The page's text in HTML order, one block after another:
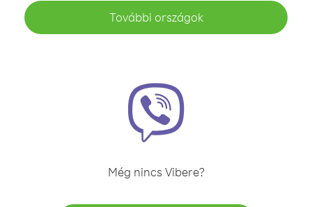
További országok
Még nincs Vibere?